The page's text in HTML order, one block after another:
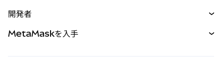
パーペチュアル
RWA
開発者
MetaMaskを入手